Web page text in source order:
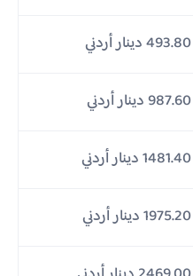
493.80 دينار أردني
987.60 دينار أردني
1481.40 دينار أردني
1975.20 دينار أردني